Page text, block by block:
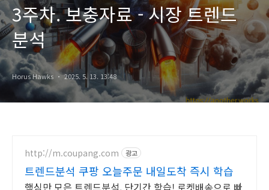
3주차. 보충자료 - 시장 트렌드
분석
Horus Hawks 2025. 5. 13. 13:48
http://m.coupang.com 광고
트렌드분석 쿠팡 오늘주문 내일도착 즉시 학습
핵심만 모은 트렌드분석, 단기간 학습! 로켓배송으로 빠